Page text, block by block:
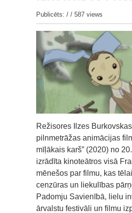
Publicēts: / / 587 views
Režisores Ilzes
pilnmetrāžas animācijas
mīļākais karš” (2020) no
izrādīta kinoteātros visā
mēnešos par filmu, kas
cenzūras un liekulības
Padomju Savienībā, lielu
ārvalstu festivāli un filmu